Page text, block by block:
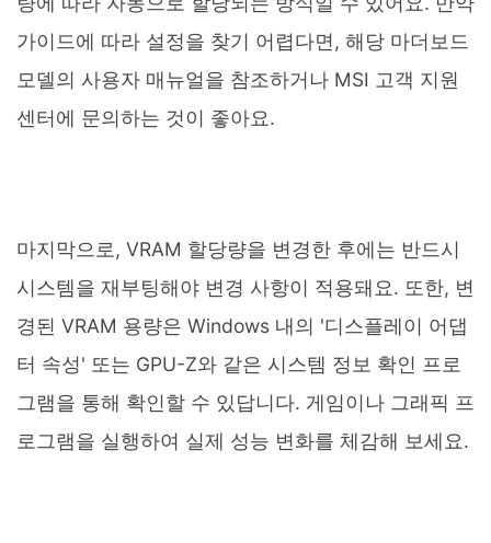
가이드에 따라 설정을 찾기 어렵다면, 해당 마더보드
모델의 사용자 매뉴얼을 참조하거나 MSI 고객 지원
센터에 문의하는 것이 좋아요.
마지막으로, VRAM 할당량을 변경한 후에는 반드시
시스템을 재부팅해야 변경 사항이 적용돼요. 또한, 변
경된 VRAM 용량은 Windows 내의 '디스플레이 어댑
터 속성' 또는 GPU-Z와 같은 시스템 정보 확인 프로
그램을 통해 확인할 수 있답니다. 게임이나 그래픽 프
로그램을 실행하여 실제 성능 변화를 체감해 보세요.